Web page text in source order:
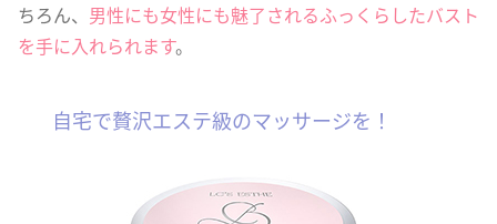
ちろん、 男性にも女性にも魅了されるふっくらしたバスト
を手に入れられます。
自宅で贅沢エステ級のマッサージを！